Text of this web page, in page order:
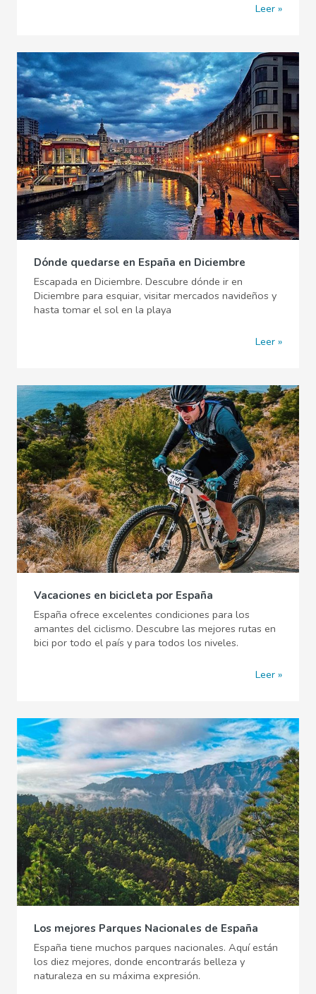
Leer
Dónde quedarse en España en Diciembre
Escapada en Diciembre. Descubre dónde ir en
Diciembre para esquiar, visitar mercados navideños y
hasta tomar el sol en la playa
Leer
Vacaciones en bicicleta por España
España ofrece excelentes condiciones para los
amantes del ciclismo. Descubre las mejores rutas en
bici por todo el país y para todos los niveles.
Leer
Los mejores Parques Nacionales de España
España tiene muchos parques nacionales. Aquí están
los diez mejores, donde encontrarás belleza y
naturaleza en su máxima expresión.